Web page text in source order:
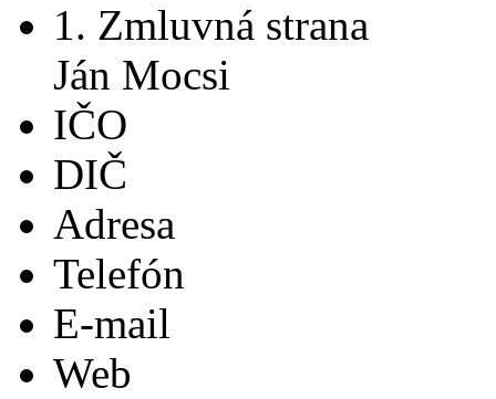
1. Zmluvná strana
Ján Mocsi
IČO
DIČ
Adresa
Telefón
E-mail
Web